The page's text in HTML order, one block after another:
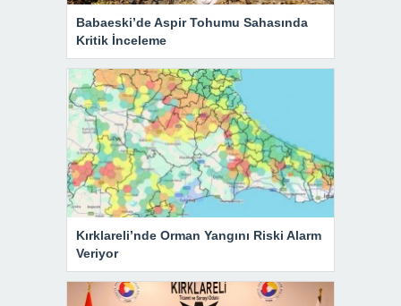
Babaeski’de Aspir Tohumu Sahasında
Kritik İnceleme
Kırklareli’nde Orman Yangını Riski Alarm
Veriyor